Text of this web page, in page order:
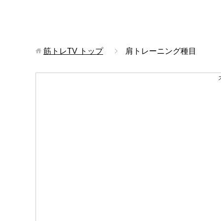
筋トレTV トップ 肩トレーニング種目